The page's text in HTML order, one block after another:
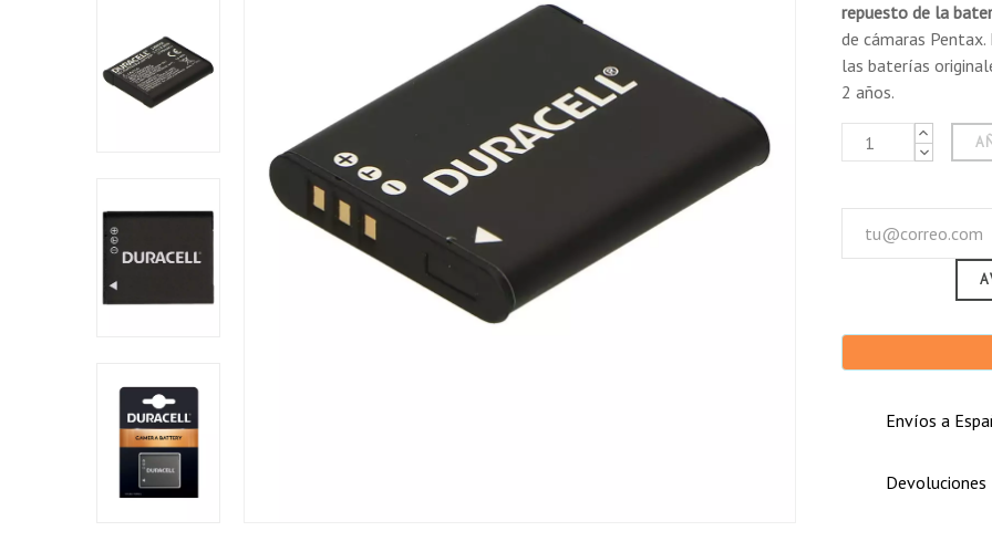
repuesto de la
de cámaras
las baterías
2 años.
Envíos a
Devoluciones